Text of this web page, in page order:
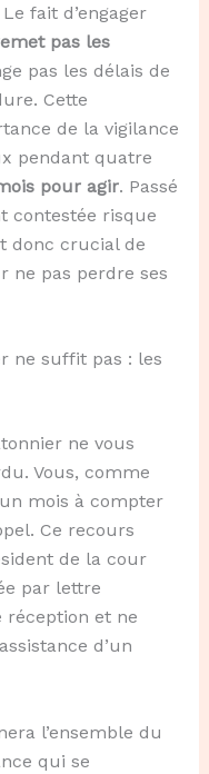
fait d’engager
pas les
pas les délais de
Cette
de la vigilance
pendant quatre
pour agir. Passé
contestée risque
donc crucial de
ne pas perdre ses
ne suffit pas : les
ne vous
Vous, comme
mois à compter
Ce recours
de la cour
par lettre
réception et ne
d’un
l’ensemble du
qui se